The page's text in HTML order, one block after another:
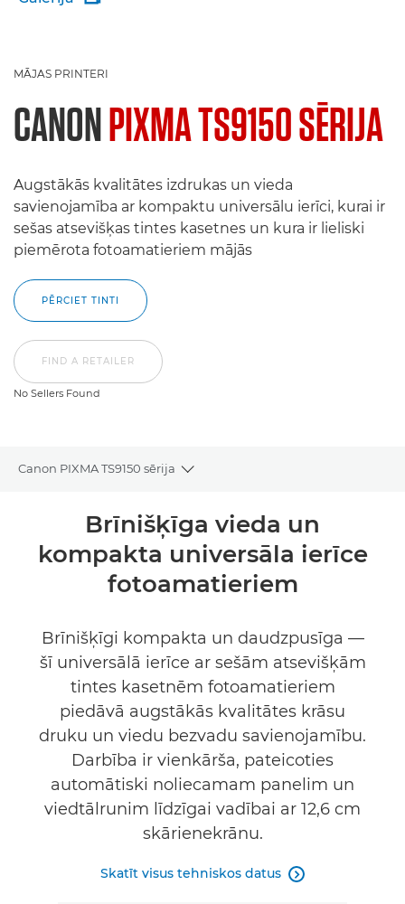
MĀJAS PRINTERI
CANONPIXMA TS9150 SĒRIJA
Augstākās kvalitātes izdrukas un vieda
savienojamība ar kompaktu universālu ierīci, kurai ir
sešas atsevišķas tintes kasetnes un kura ir lieliski
piemērota fotoamatieriem mājās
PĒRCIET TINTI
FIND A RETAILER
No Sellers Found
Canon PIXMA TS9150 sērija
Toggle breadcrumbs
Tehniskie dati
PĒRCIET TINTI
Brīnišķīga vieda un
kompakta universāla ierīce
fotoamatieriem
Brīnišķīgi kompakta un daudzpusīga —
šī universālā ierīce ar sešām atsevišķām
tintes kasetnēm fotoamatieriem
piedāvā augstākās kvalitātes krāsu
druku un viedu bezvadu savienojamību.
Darbība ir vienkārša, pateicoties
automātiski noliecamam panelim un
viedtālrunim līdzīgai vadībai ar 12,6 cm
skārienekrānu.
Skatīt visus tehniskos datus 